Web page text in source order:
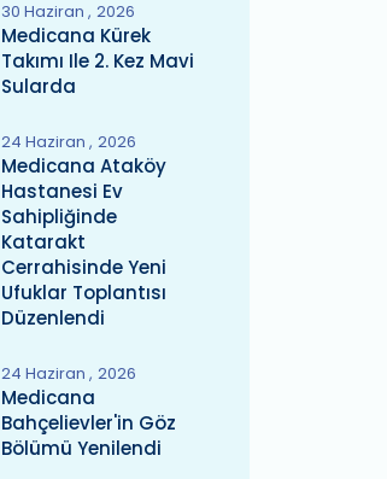
30 Haziran 2026
Medicana Kürek
Takımı Ile 2. Kez Mavi
Sularda
24 Haziran 2026
Medicana Ataköy
Hastanesi Ev
Sahipliğinde
Katarakt
Cerrahisinde Yeni
Ufuklar Toplantısı
Düzenlendi
24 Haziran 2026
Medicana
Bahçelievler'in Göz
Bölümü Yenilendi